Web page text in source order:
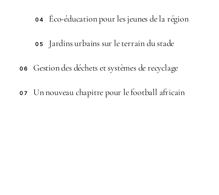
04 Éco-éducation pour les jeunes de la région
05 Jardins urbains sur le terrain du stade
06 Gestion des déchets et systèmes de recyclage
07 Un nouveau chapitre pour le football africain